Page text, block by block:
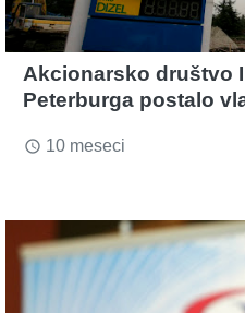
Akcionarsko društvo
Peterburga postalo
access_time 10 meseci